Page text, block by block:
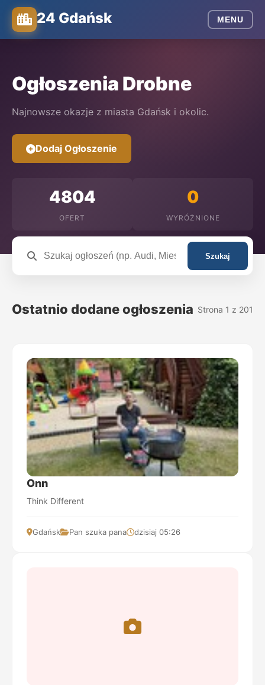
24 Gdańsk MENU
Ogłoszenia Drobne
Najnowsze okazje z miasta Gdańsk i okolic.
Dodaj Ogłoszenie
4804
OFERT
0
WYRÓŻNIONE
Szukaj
Ostatnio dodane ogłoszenia Strona 1 z 201
Onn
Think Different
Gdańsk Pan szuka pana dzisiaj 05:26